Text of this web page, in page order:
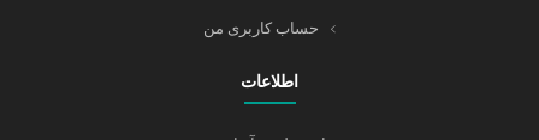
حساب کاربری من
اطلاعات